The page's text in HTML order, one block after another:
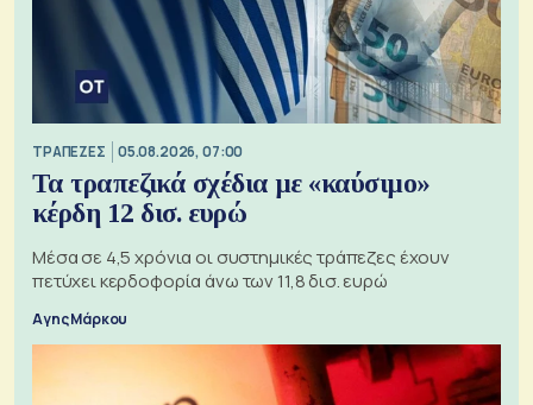
ΤΡΑΠΕΖΕΣ 05.08.2026, 07:00
Τα τραπεζικά σχέδια με «καύσιμο»
κέρδη 12 δισ. ευρώ
Μέσα σε 4,5 χρόνια οι συστημικές τράπεζες έχουν
πετύχει κερδοφορία άνω των 11,8 δισ. ευρώ
Αγης Μάρκου